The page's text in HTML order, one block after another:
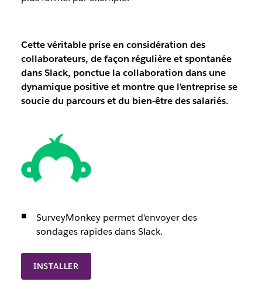
Cette véritable prise en considération des
collaborateurs, de façon régulière et spontanée
dans Slack, ponctue la collaboration dans une
dynamique positive et montre que l’entreprise se
soucie du parcours et du bien-être des salariés.
INSTALLER
SurveyMonkey permet d'envoyer des
sondages rapides dans Slack.